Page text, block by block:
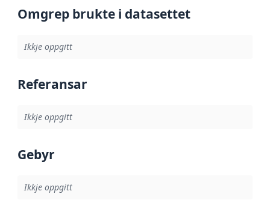
Omgrep brukte i datasettet
Ikkje oppgitt
Referansar
Ikkje oppgitt
Gebyr
Ikkje oppgitt